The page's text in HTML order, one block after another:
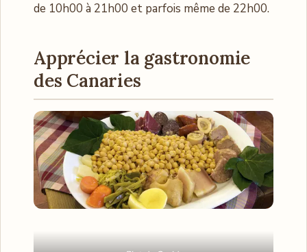
de 10h00 à 21h00 et parfois même de 22h00.
Apprécier la gastronomie
des Canaries